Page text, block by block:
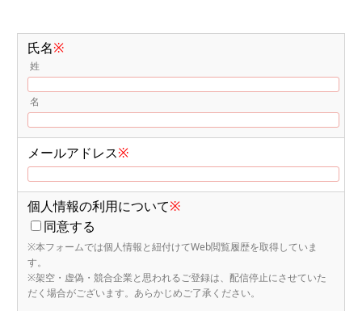
氏名※
姓
名
メールアドレス※
個人情報の利用について※
同意する
※本フォームでは個人情報と紐付けてWeb閲覧履歴を取得していま
す。
※架空・虚偽・競合企業と思われるご登録は、配信停止にさせていた
だく場合がございます。あらかじめご了承ください。